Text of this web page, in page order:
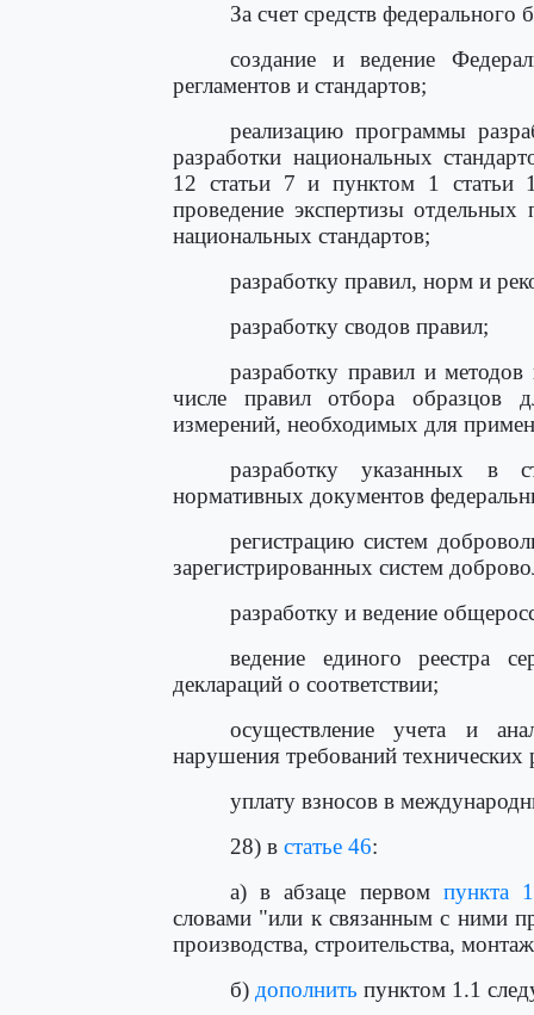
За счет средств
создание и ведение
регламентов и стандартов;
реализацию программы
разработки национальных
12 статьи 7 и пунктом 1 статьи
проведение экспертизы отдельных
национальных стандартов;
разработку правил, норм и
разработку сводов правил;
разработку правил и
числе правил отбора образцов
измерений, необходимых для
разработку указанных в
нормативных документов
регистрацию систем
зарегистрированных систем
разработку и ведение
ведение единого реестра
деклараций о соответствии;
осуществление учета и
нарушения требований технических
уплату взносов в
28) в статье 46:
а) в абзаце первом пункта 1
словами "или к связанным с ними
производства, строительства,
б) дополнить пунктом 1.1